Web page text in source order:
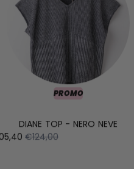
PROMO
DIANE TOP - NERO NEVE
€124,00